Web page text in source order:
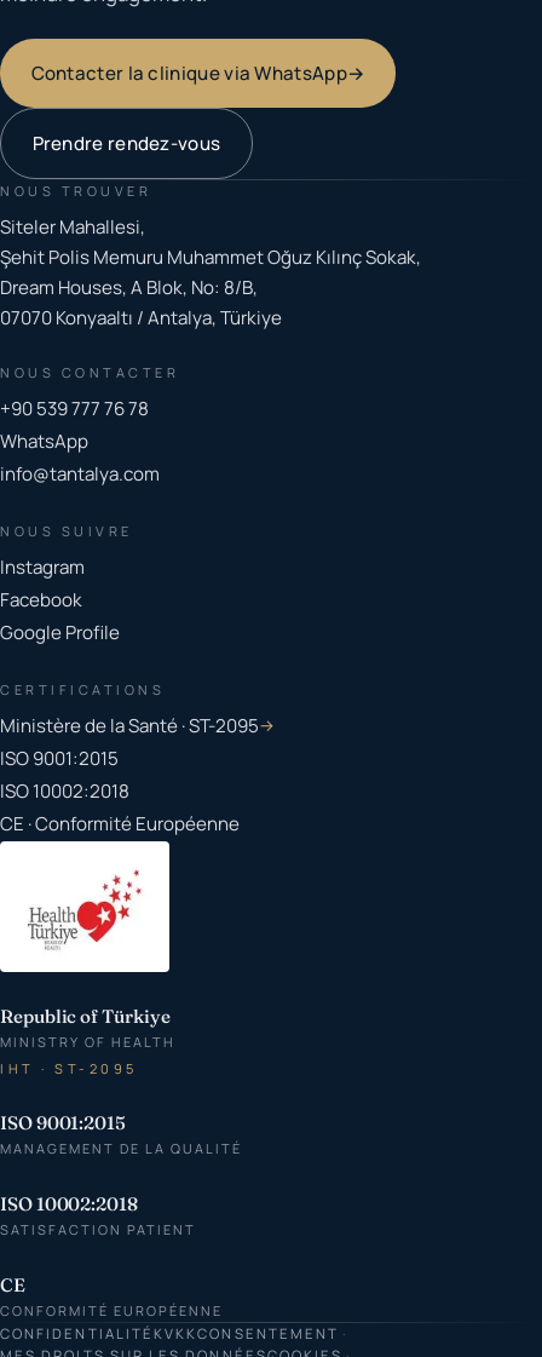
Contacter la clinique via WhatsApp→
Prendre rendez-vous
NOUS TROUVER
Siteler Mahallesi,
Şehit Polis Memuru Muhammet Oğuz Kılınç Sokak,
Dream Houses, A Blok, No: 8/B,
07070 Konyaaltı / Antalya, Türkiye
NOUS CONTACTER
+90 539 777 76 78
WhatsApp
info@tantalya.com
NOUS SUIVRE
Instagram
Facebook
Google Profile
CERTIFICATIONS
Ministère de la Santé · ST-2095→
ISO 9001:2015
ISO 10002:2018
CE · Conformité Européenne
Republic of Türkiye
MINISTRY OF HEALTH
IHT · ST-2095
ISO 9001:2015
MANAGEMENT DE LA QUALITÉ
ISO 10002:2018
SATISFACTION PATIENT
CE
CONFORMITÉ EUROPÉENNE
CONFIDENTIALITÉKVKKCONSENTEMENT